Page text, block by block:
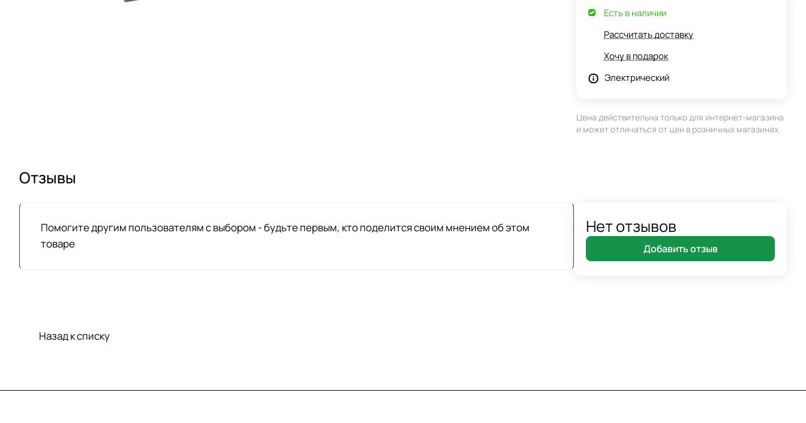
Есть в наличии
Рассчитать доставку
Хочу в подарок
Электрический
Цена действительна только для интернет-магазина
и может отличаться от цен в розничных магазинах
Отзывы
Помогите другим пользователям с выбором - будьте первым, кто поделится своим мнением об этом
товаре
Нет отзывов
Добавить отзыв
Назад к списку